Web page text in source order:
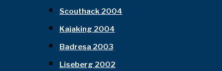
Scouthack 2004
Kajaking 2004
Badresa 2003
Liseberg 2002